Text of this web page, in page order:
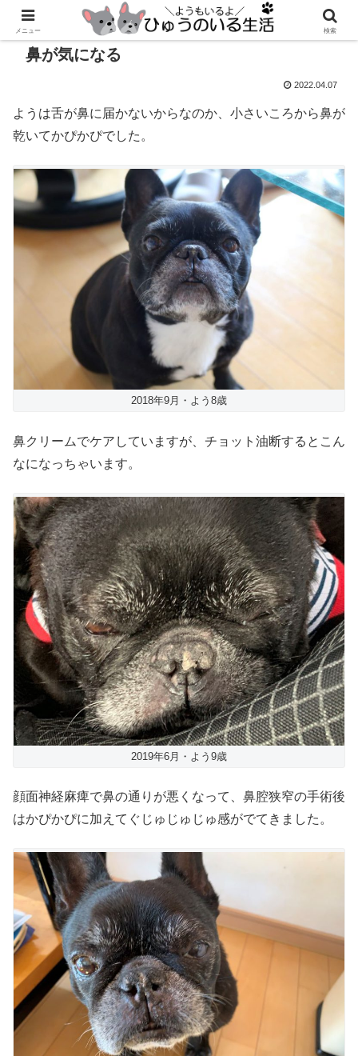
鼻が気になる
2022.04.07
ようは舌が鼻に届かないからなのか、小さいころから鼻が
乾いてかぴかぴでした。
2018年9月・よう8歳
鼻クリームでケアしていますが、チョット油断するとこん
なになっちゃいます。
2019年6月・よう9歳
顔面神経麻痺で鼻の通りが悪くなって、鼻腔狭窄の手術後
はかぴかぴに加えてぐじゅじゅじゅ感がでてきました。
メニュー 検索